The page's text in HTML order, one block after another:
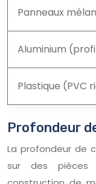
Panneaux
Aluminium
Plastique (PVC
Profondeur
La profondeur de
sur des pièces